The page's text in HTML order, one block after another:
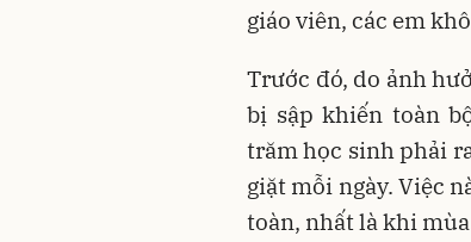
giáo viên, các em
Trước đó, do ảnh
bị sập khiến toàn
trăm học sinh phải
giặt mỗi ngày. Việc
toàn, nhất là khi